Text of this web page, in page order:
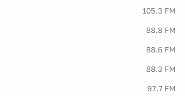
105.3 FM
88.8 FM
88.6 FM
88.3 FM
97.7 FM